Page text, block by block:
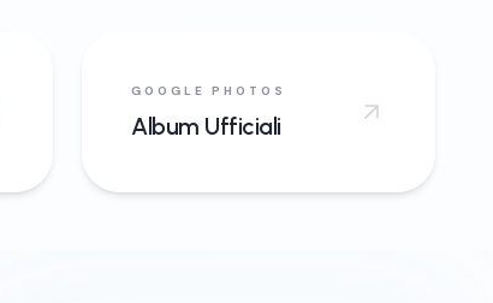
GOOGLE PHOTOS
Album Ufficiali